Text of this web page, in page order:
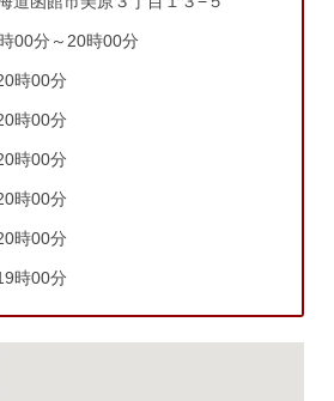
00分～20時00分
時00分
時00分
時00分
時00分
時00分
時00分